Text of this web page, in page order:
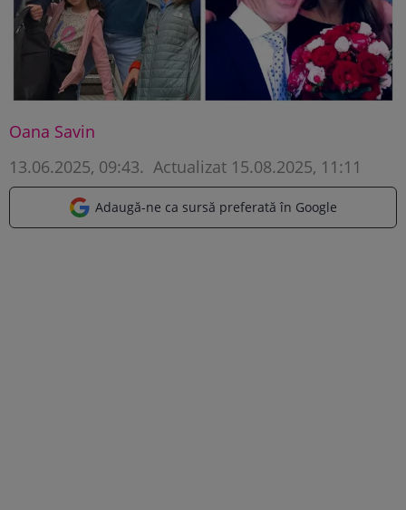
Oana Savin
13.06.2025, 09:43. Actualizat 15.08.2025, 11:11
Adaugă-ne ca sursă preferată în Google